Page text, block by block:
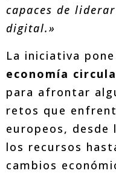
capaces de
digital.»
La iniciativa
economía
para afrontar
retos que
europeos,
los recursos
cambios